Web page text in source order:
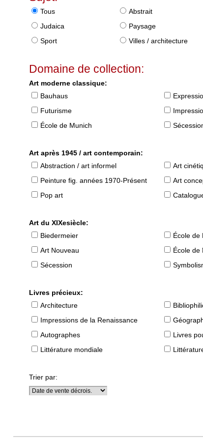
Tous Abstrait
Judaica
Paysage
Sport
Villes / architecture
Domaine de collection:
Art moderne classique:
Bauhaus
Futurisme
École de Munich
Art après 1945 / art contemporain:
Abstraction / art informel
Art
Peinture fig. années 1970-Présent
Art
Pop art
Catalogues
Art du XIXesiècle:
Biedermeier
École de
Art Nouveau
École de
Sécession
Livres précieux:
Architecture
Impressions de la Renaissance
Autographes
Livres
Littérature mondiale
Trier par: